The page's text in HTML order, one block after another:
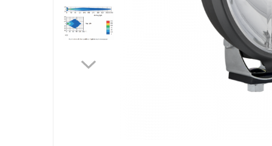
Mercedes Actros
Mercedes Actros MP3